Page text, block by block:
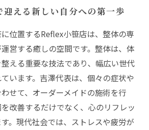
える新しい自分への第一歩
位置するReflex小笹店は、整体の専
営する癒しの空間です。整体は、体
える重要な技法であり、幅広い世代
います。吉澤代表は、個々の症状や
せて、オーダーメイドの施術を行
改善するだけでなく、心のリフレッ
。現代社会では、ストレスや疲労が